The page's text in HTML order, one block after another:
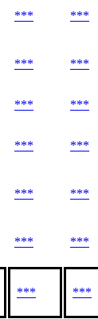
*** ***
*** ***
*** ***
*** ***
*** ***